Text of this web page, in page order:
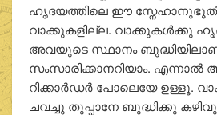
ഹൃദയത്തിലെ ഈ
വാക്കുകളില്ല. വാക്കുകള്‍ക്കു
അവയുടെ സ്ഥാനം
സംസാരിക്കാനറിയാം. എന്നാല്‍
റിക്കാര്‍ഡര്‍ പോലെയേ ഉള്ളൂ.
ചവച്ചു തുപ്പാനേ ബുദ്ധിക്കു